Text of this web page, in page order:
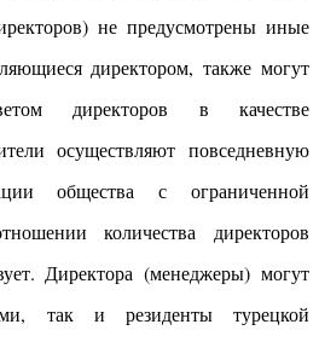
не предусмотрены иные
директором, также могут
директоров в качестве
осуществляют повседневную
общества с ограниченной
количества директоров
Директора (менеджеры) могут
так и резиденты турецкой